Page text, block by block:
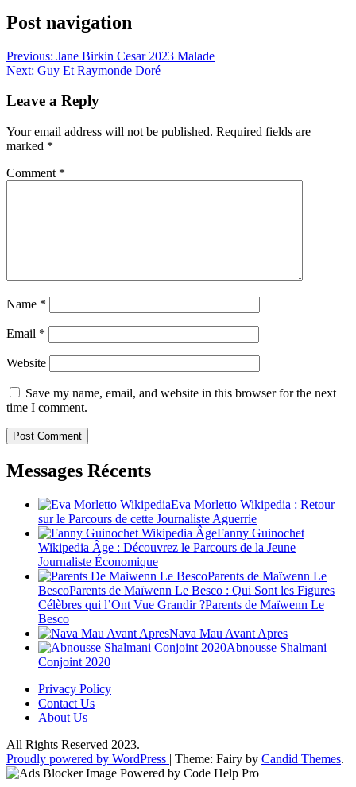
Post navigation
Previous: Jane Birkin Cesar 2023 Malade
Next: Guy Et Raymonde Doré
Leave a Reply
Your email address will not be published. Required fields are
marked *
Comment *
Name *
Email *
Website
Save my name, email, and website in this browser for the next
time I comment.
Messages Récents
Eva Morletto Wikipedia : Retour
sur le Parcours de cette Journaliste Aguerrie
Fanny Guinochet
Wikipedia Âge : Découvrez le Parcours de la Jeune
Journaliste Économique
Parents de Maïwenn Le
BescoParents de Maïwenn Le Besco : Qui Sont les Figures
Célèbres qui l’Ont Vue Grandir ?Parents de Maïwenn Le
Besco
Nava Mau Avant Apres
Abnousse Shalmani
Conjoint 2020
Privacy Policy
Contact Us
About Us
All Rights Reserved 2023.
Proudly powered by WordPress | Theme: Fairy by Candid Themes.